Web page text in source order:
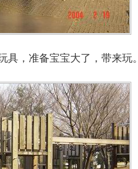
具，准备宝宝大了，带来玩。